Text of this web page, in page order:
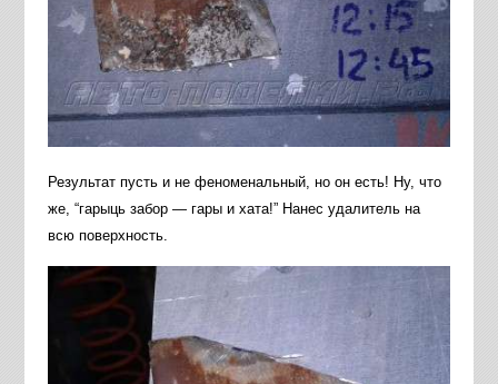
Результат пусть и не феноменальный, но он есть! Ну, что
же, “гарыць забор — гары и хата!” Нанес удалитель на
всю поверхность.